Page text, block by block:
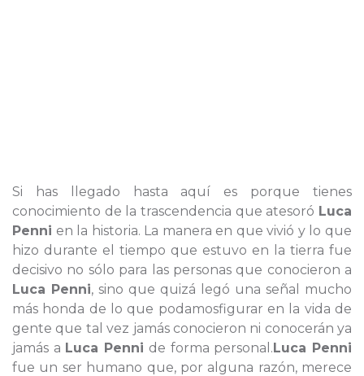
Si has llegado hasta aquí es porque tienes
conocimiento de la trascendencia que atesoró Luca
Penni en la historia. La manera en que vivió y lo que
hizo durante el tiempo que estuvo en la tierra fue
decisivo no sólo para las personas que conocieron a
Luca Penni, sino que quizá legó una señal mucho
más honda de lo que podamosfigurar en la vida de
gente que tal vez jamás conocieron ni conocerán ya
jamás a Luca Penni de forma personal.Luca Penni
fue un ser humano que, por alguna razón, merece